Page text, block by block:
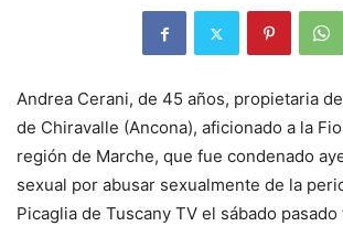
Andrea Cerani, de 45 años, propietaria
de Chiravalle (Ancona), aficionado a la
región de Marche, que fue condenado
sexual por abusar sexualmente de la
Picaglia de Tuscany TV el sábado